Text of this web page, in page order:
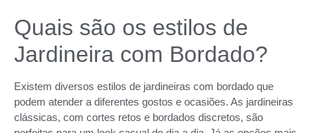
Quais são os estilos de
Jardineira com Bordado?
Existem diversos estilos de jardineiras com bordado que
podem atender a diferentes gostos e ocasiões. As jardineiras
clássicas, com cortes retos e bordados discretos, são